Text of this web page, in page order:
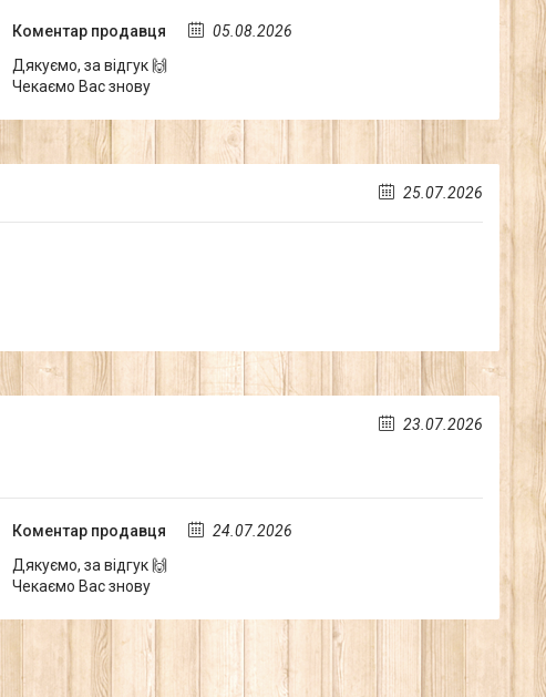
Коментар продавця
05.08.2026
Дякуємо, за відгук 🙌
Чекаємо Вас знову
25.07.2026
23.07.2026
Коментар продавця
24.07.2026
Дякуємо, за відгук 🙌
Чекаємо Вас знову